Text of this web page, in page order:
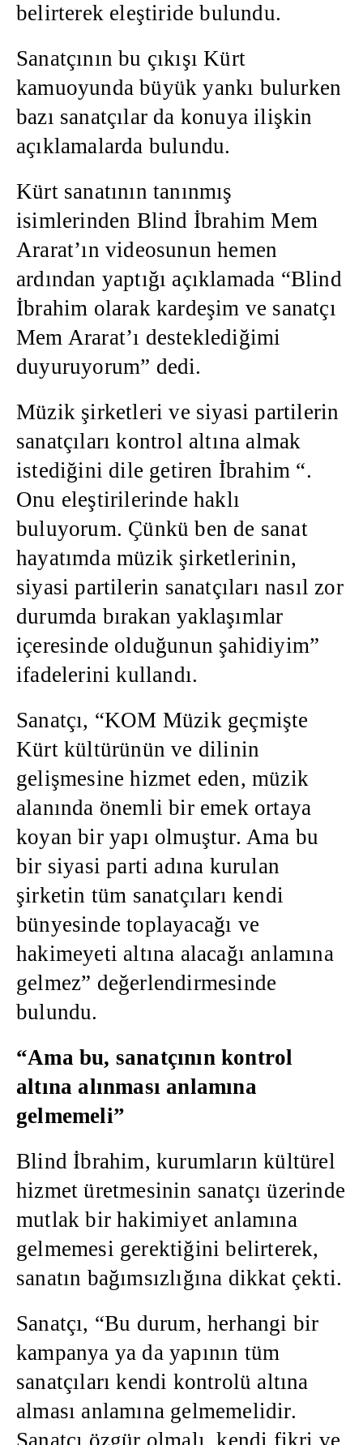
belirterek eleştiride bulundu.
Sanatçının bu çıkışı Kürt
kamuoyunda büyük yankı bulurken
bazı sanatçılar da konuya ilişkin
açıklamalarda bulundu.
Kürt sanatının tanınmış
isimlerinden Blind İbrahim Mem
Ararat’ın videosunun hemen
ardından yaptığı açıklamada “Blind
İbrahim olarak kardeşim ve sanatçı
Mem Ararat’ı desteklediğimi
duyuruyorum” dedi.
Müzik şirketleri ve siyasi partilerin
sanatçıları kontrol altına almak
istediğini dile getiren İbrahim “.
Onu eleştirilerinde haklı
buluyorum. Çünkü ben de sanat
hayatımda müzik şirketlerinin,
siyasi partilerin sanatçıları nasıl zor
durumda bırakan yaklaşımlar
içeresinde olduğunun şahidiyim”
ifadelerini kullandı.
Sanatçı, “KOM Müzik geçmişte
Kürt kültürünün ve dilinin
gelişmesine hizmet eden, müzik
alanında önemli bir emek ortaya
koyan bir yapı olmuştur. Ama bu
bir siyasi parti adına kurulan
şirketin tüm sanatçıları kendi
bünyesinde toplayacağı ve
hakimeyeti altına alacağı anlamına
gelmez” değerlendirmesinde
bulundu.
“Ama bu, sanatçının kontrol
altına alınması anlamına
gelmemeli”
Blind İbrahim, kurumların kültürel
hizmet üretmesinin sanatçı üzerinde
mutlak bir hakimiyet anlamına
gelmemesi gerektiğini belirterek,
sanatın bağımsızlığına dikkat çekti.
Sanatçı, “Bu durum, herhangi bir
kampanya ya da yapının tüm
sanatçıları kendi kontrolü altına
alması anlamına gelmemelidir.